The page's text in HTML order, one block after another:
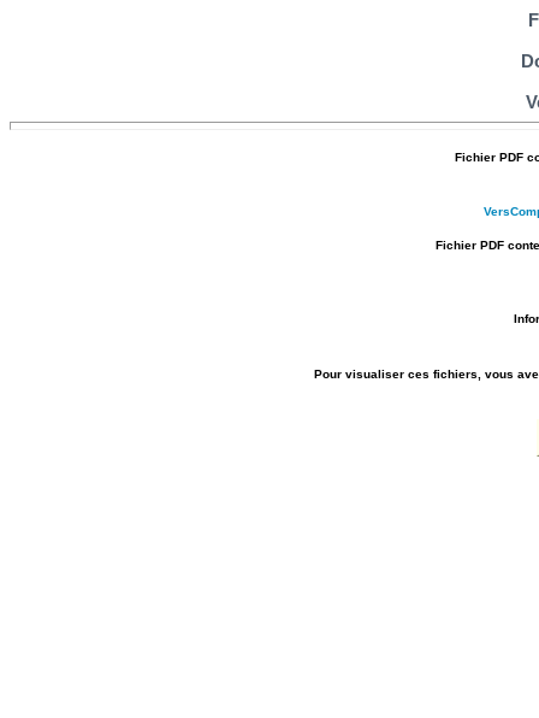
Fichier PDF
Fichier PDF
Pour visualiser ces fichiers, vous